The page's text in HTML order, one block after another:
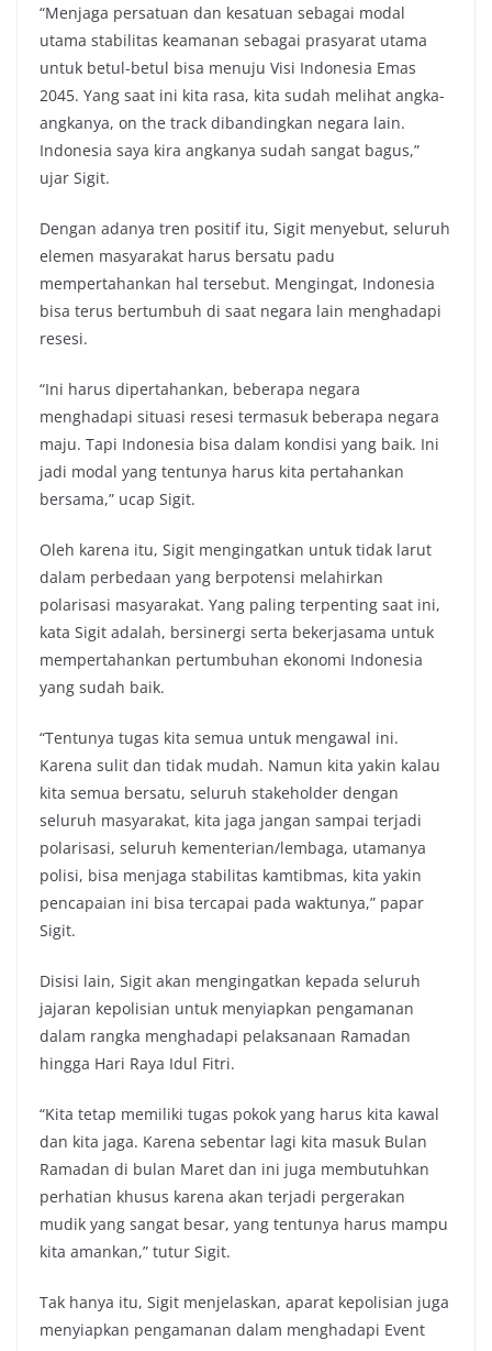
“Menjaga persatuan dan kesatuan sebagai modal
utama stabilitas keamanan sebagai prasyarat utama
untuk betul-betul bisa menuju Visi Indonesia Emas
2045. Yang saat ini kita rasa, kita sudah melihat angka-
angkanya, on the track dibandingkan negara lain.
Indonesia saya kira angkanya sudah sangat bagus,”
ujar Sigit.
Dengan adanya tren positif itu, Sigit menyebut, seluruh
elemen masyarakat harus bersatu padu
mempertahankan hal tersebut. Mengingat, Indonesia
bisa terus bertumbuh di saat negara lain menghadapi
resesi.
“Ini harus dipertahankan, beberapa negara
menghadapi situasi resesi termasuk beberapa negara
maju. Tapi Indonesia bisa dalam kondisi yang baik. Ini
jadi modal yang tentunya harus kita pertahankan
bersama,” ucap Sigit.
Oleh karena itu, Sigit mengingatkan untuk tidak larut
dalam perbedaan yang berpotensi melahirkan
polarisasi masyarakat. Yang paling terpenting saat ini,
kata Sigit adalah, bersinergi serta bekerjasama untuk
mempertahankan pertumbuhan ekonomi Indonesia
yang sudah baik.
“Tentunya tugas kita semua untuk mengawal ini.
Karena sulit dan tidak mudah. Namun kita yakin kalau
kita semua bersatu, seluruh stakeholder dengan
seluruh masyarakat, kita jaga jangan sampai terjadi
polarisasi, seluruh kementerian/lembaga, utamanya
polisi, bisa menjaga stabilitas kamtibmas, kita yakin
pencapaian ini bisa tercapai pada waktunya,” papar
Sigit.
Disisi lain, Sigit akan mengingatkan kepada seluruh
jajaran kepolisian untuk menyiapkan pengamanan
dalam rangka menghadapi pelaksanaan Ramadan
hingga Hari Raya Idul Fitri.
“Kita tetap memiliki tugas pokok yang harus kita kawal
dan kita jaga. Karena sebentar lagi kita masuk Bulan
Ramadan di bulan Maret dan ini juga membutuhkan
perhatian khusus karena akan terjadi pergerakan
mudik yang sangat besar, yang tentunya harus mampu
kita amankan,” tutur Sigit.
Tak hanya itu, Sigit menjelaskan, aparat kepolisian juga
menyiapkan pengamanan dalam menghadapi Event